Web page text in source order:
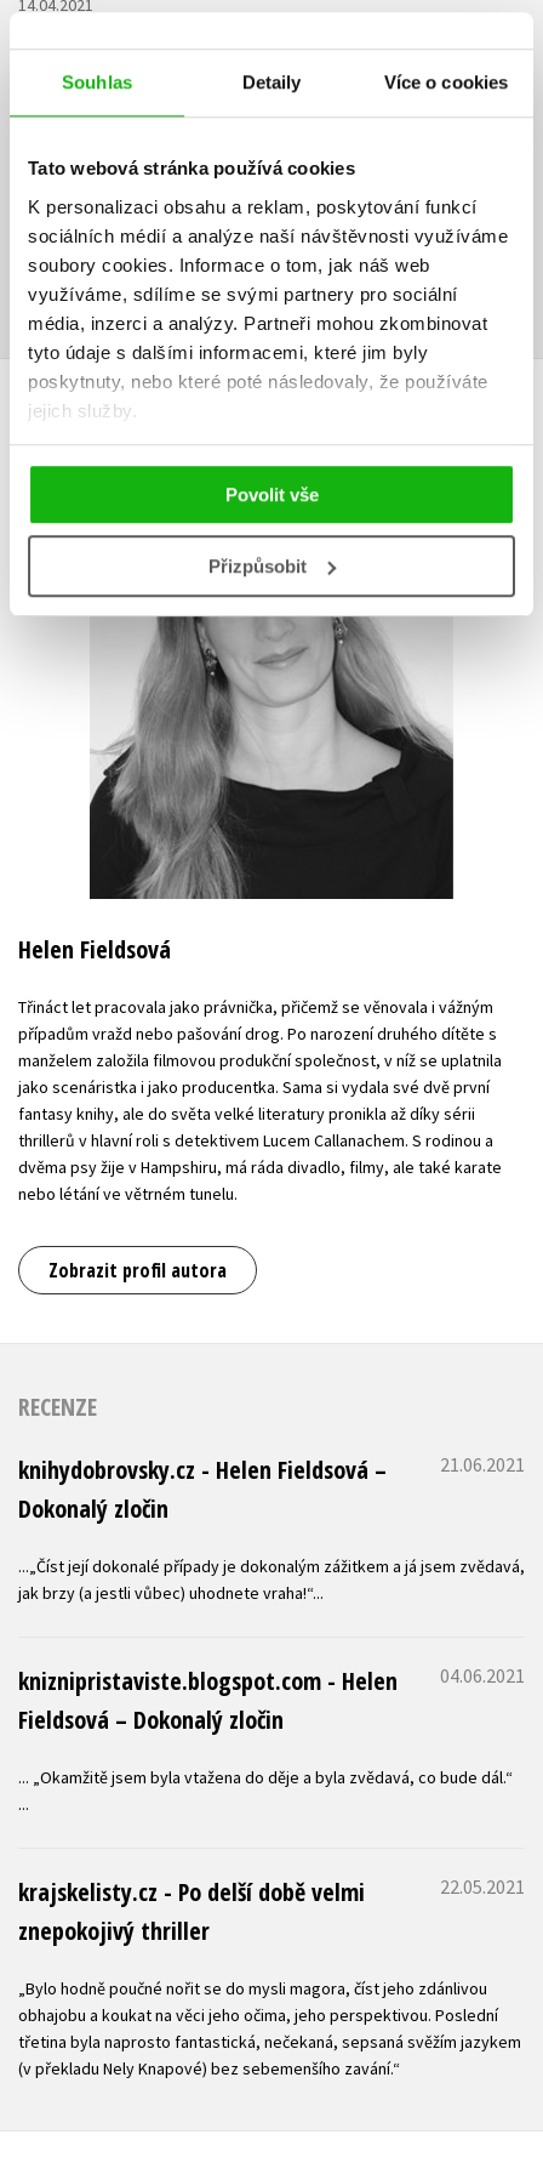
Souhlas Detaily Více o cookies
Tato webová stránka používá cookies
K personalizaci obsahu a reklam, poskytování funkcí
sociálních médií a analýze naší návštěvnosti využíváme
soubory cookies. Informace o tom, jak náš web
využíváme, sdílíme se svými partnery pro sociální
média, inzerci a analýzy. Partneři mohou zkombinovat
tyto údaje s dalšími informacemi, které jim byly
poskytnuty, nebo které poté následovaly, že používáte
jejich služby.
Povolit vše
Přizpůsobit
dalsim dile se to uz rozlouskne.
Uživatelskou recenzi mohou vkládat pouze registrovaní uživatelé
Přihlásit
AUTOR KNIHY
Helen Fieldsová
Třináct let pracovala jako právnička, přičemž se věnovala i vážným
případům vražd nebo pašování drog. Po narození druhého dítěte s
manželem založila filmovou produkční společnost, v níž se uplatnila
jako scenáristka i jako producentka. Sama si vydala své dvě první
fantasy knihy, ale do světa velké literatury pronikla až díky sérii
thrillerů v hlavní roli s detektivem Lucem Callanachem. S rodinou a
dvěma psy žije v Hampshiru, má ráda divadlo, filmy, ale také karate
nebo létání ve větrném tunelu.
Zobrazit profil autora
RECENZE
knihydobrovsky.cz - Helen Fieldsová –
Dokonalý zločin
21.06.2021
...„Číst její dokonalé případy je dokonalým zážitkem a já jsem zvědavá,
jak brzy (a jestli vůbec) uhodnete vraha!“...
kniznipristaviste.blogspot.com - Helen
Fieldsová – Dokonalý zločin
04.06.2021
... „Okamžitě jsem byla vtažena do děje a byla zvědavá, co bude dál.“
...
krajskelisty.cz - Po delší době velmi
znepokojivý thriller
22.05.2021
„Bylo hodně poučné nořit se do mysli magora, číst jeho zdánlivou
obhajobu a koukat na věci jeho očima, jeho perspektivou. Poslední
třetina byla naprosto fantastická, nečekaná, sepsaná svěžím jazykem
(v překladu Nely Knapové) bez sebemenšího zavání.“